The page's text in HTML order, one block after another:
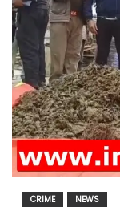
CRIME NEWS